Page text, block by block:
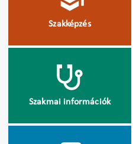
Szakképzés
Szakmai információk